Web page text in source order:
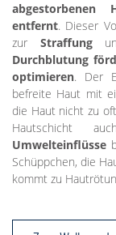
abgestorbenen
entfernt. Dieser
zur Straffung
Durchblutung
optimieren. Der
befreite Haut mit
die Haut nicht zu
Hautschicht
Umwelteinflüsse
Schüppchen, die
kommt zu